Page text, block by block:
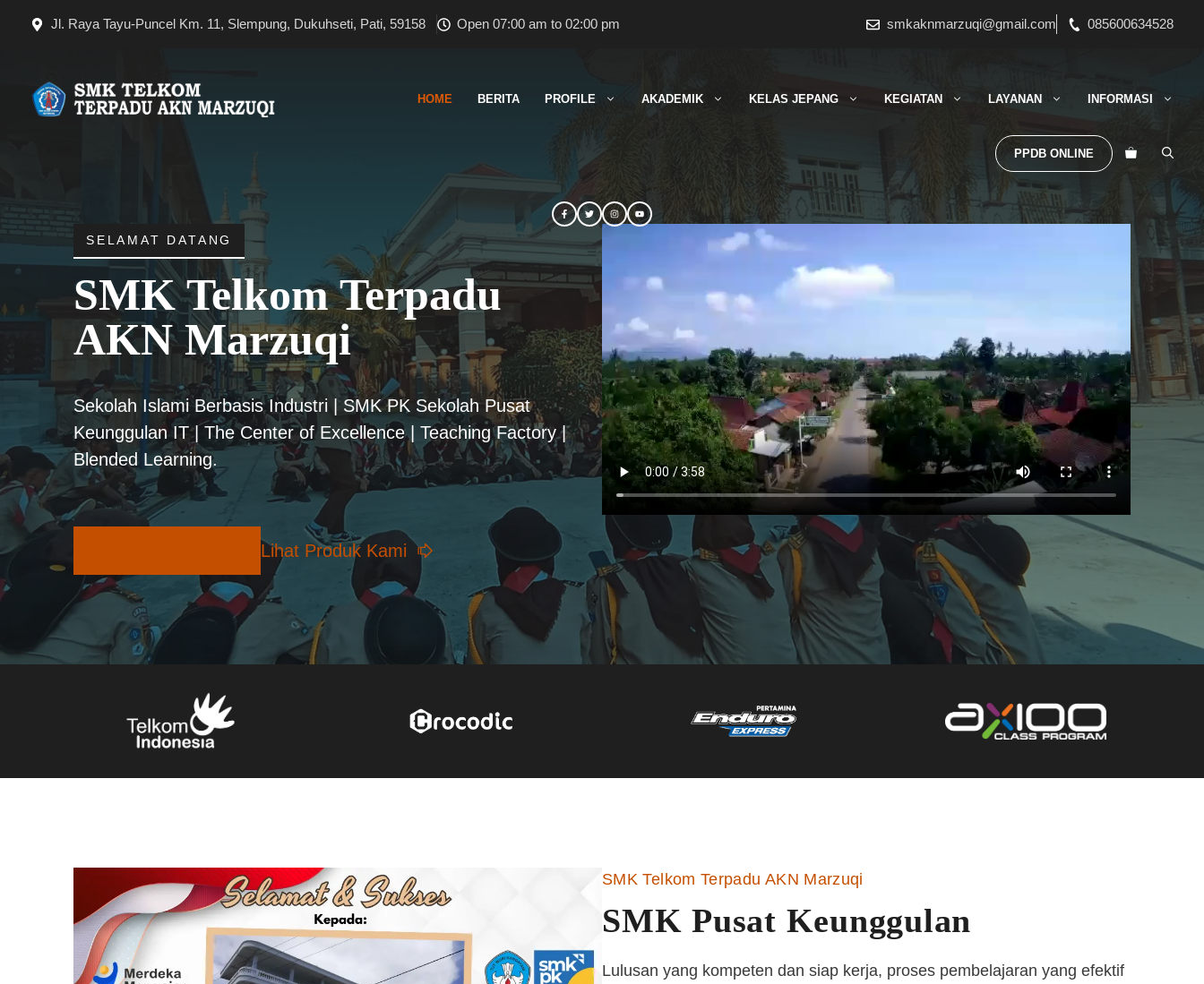
Jl. Raya Tayu-Puncel Km. 11, Slempung, Dukuhseti, Pati, 59158 Open 07:00 am to 02:00 pm smkaknmarzuqi@gmail.com 085600634528
HOME BERITA PROFILE AKADEMIK KELAS JEPANG KEGIATAN LAYANAN INFORMASI
PPDB ONLINE
SELAMAT DATANG
SMK Telkom Terpadu
AKN Marzuqi
Sekolah Islami Berbasis Industri | SMK PK Sekolah Pusat
Keunggulan IT | The Center of Excellence | Teaching Factory |
Blended Learning.
Lihat Produk Kami
SMK Telkom Terpadu AKN Marzuqi
SMK Pusat Keunggulan
Lulusan yang kompeten dan siap kerja, proses pembelajaran yang efektif